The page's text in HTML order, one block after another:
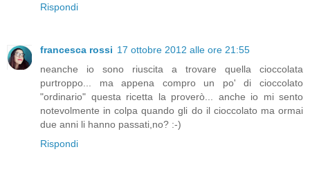
Rispondi
francesca rossi 17 ottobre 2012 alle ore 21:55
neanche io sono riuscita a trovare quella cioccolata
purtroppo... ma appena compro un po' di cioccolato
"ordinario" questa ricetta la proverò... anche io mi sento
notevolmente in colpa quando gli do il cioccolato ma ormai
due anni li hanno passati,no? :-)
Rispondi